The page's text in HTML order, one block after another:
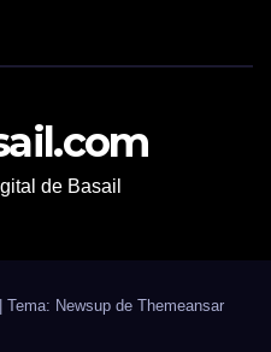
de Basail
Tema: Newsup de Themeansar